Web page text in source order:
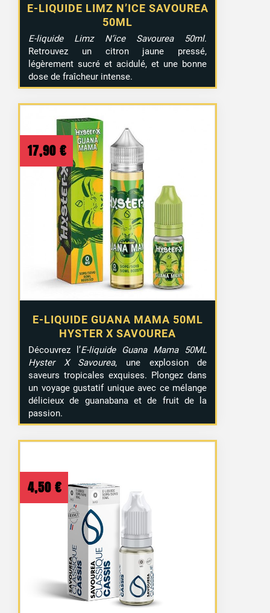
2 avis
E-LIQUIDE LIMZ N’ICE SAVOUREA
50ML
E-liquide Limz N’ice Savourea 50ml.
Retrouvez un citron jaune pressé,
légèrement sucré et acidulé, et une bonne
dose de fraîcheur intense.
E-LIQUIDE GUANA MAMA 50ML
HYSTER X SAVOUREA
17,90 €
Découvrez l’E-liquide Guana Mama 50ML
Hyster X Savourea, une explosion de
saveurs tropicales exquises. Plongez dans
un voyage gustatif unique avec ce mélange
délicieux de guanabana et de fruit de la
passion.
4,50 €